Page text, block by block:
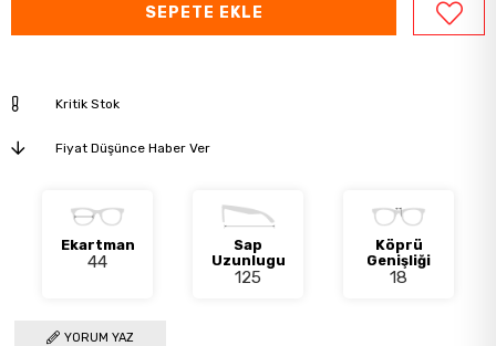
Kritik Stok
Fiyat Düşünce Haber Ver
Ekartman
44
Sap
Uzunlugu
125
Köprü
Genişliği
18
YORUM YAZ